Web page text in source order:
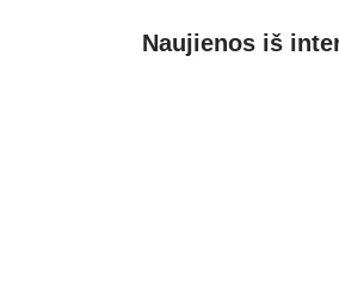
Naujienos iš